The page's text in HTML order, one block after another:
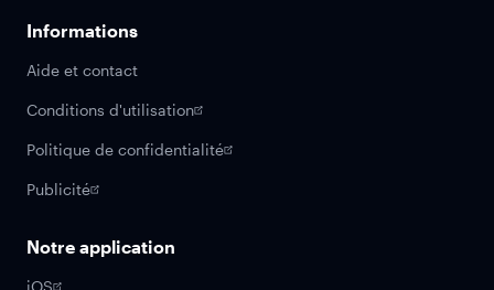
Informations
Aide et contact
Conditions d'utilisation
Politique de confidentialité
Publicité
Notre application